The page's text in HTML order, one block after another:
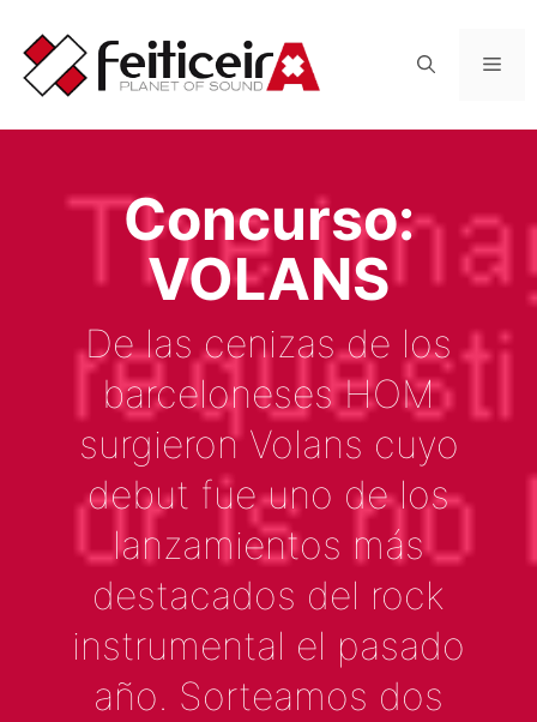
contenido
Concurso:
VOLANS
De las cenizas de los
barceloneses HOM
surgieron Volans cuyo
debut fue uno de los
lanzamientos más
destacados del rock
instrumental el pasado
año. Sorteamos dos